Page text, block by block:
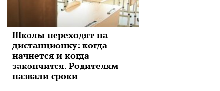
Школы переходят на
дистанционку: когда
начнется и когда
закончится. Родителям
назвали сроки